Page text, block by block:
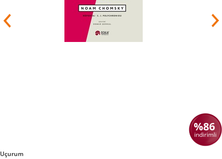
%86
indirimli
Uçurum